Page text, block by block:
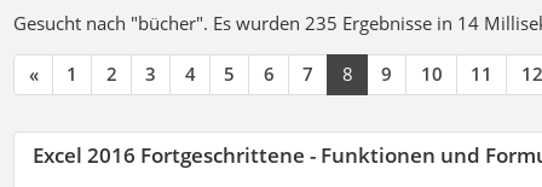
Gesucht nach "bücher". Es wurden 235 Ergebnisse in 14
« 1 2 3 4 5 6 7 8 9 10 11 12
Excel 2016 Fortgeschrittene - Funktionen und